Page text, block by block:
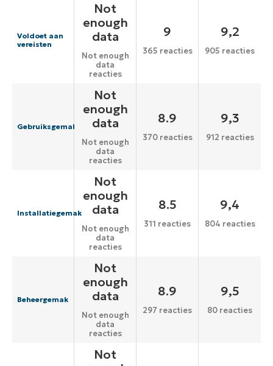
Voldoet aan
vereisten
Not
enough
data
Not enough
data
reacties
9
365 reacties
9,2
905 reacties
Gebruiksgemak
Not
enough
data
Not enough
data
reacties
8.9
370 reacties
9,3
912 reacties
Installatiegemak
Not
enough
data
Not enough
data
reacties
8.5
311 reacties
9,4
804 reacties
Beheergemak
Not
enough
data
Not enough
data
reacties
8.9
297 reacties
9,5
80 reacties
Not